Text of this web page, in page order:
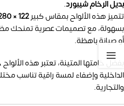
بديل الرخام شيبورد.
تتميز هذه الألواح بمقاس كبير122 × 280 سم
بسهولة، مع تصميمات عصرية تمنحك
أو صيانة باهظة.
بفضل خامتها المتينة، تعتبر هذه الألواح
الداخلية وإضفاء لمسة راقية تناسب
والتجارية.